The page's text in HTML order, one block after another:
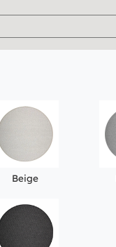
Beige